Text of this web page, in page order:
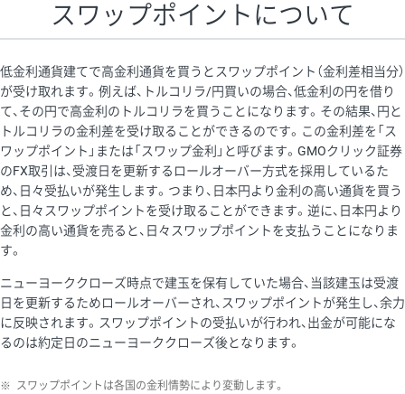
スワップポイントについて
低金利通貨建てで高金利通貨を買うとスワップポイント（金利差相当分）
が受け取れます。例えば、トルコリラ/円買いの場合、低金利の円を借り
て、その円で高金利のトルコリラを買うことになります。その結果、円と
トルコリラの金利差を受け取ることができるのです。この金利差を「ス
ワップポイント」または「スワップ金利」と呼びます。GMOクリック証券
のFX取引は、受渡日を更新するロールオーバー方式を採用しているた
め、日々受払いが発生します。つまり、日本円より金利の高い通貨を買う
と、日々スワップポイントを受け取ることができます。逆に、日本円より
金利の高い通貨を売ると、日々スワップポイントを支払うことになりま
す。
ニューヨーククローズ時点で建玉を保有していた場合、当該建玉は受渡
日を更新するためロールオーバーされ、スワップポイントが発生し、余力
に反映されます。スワップポイントの受払いが行われ、出金が可能にな
るのは約定日のニューヨーククローズ後となります。
※ スワップポイントは各国の金利情勢により変動します。